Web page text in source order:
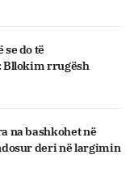
do të
Bllokim rrugësh
na bashkohet në
deri në largimin